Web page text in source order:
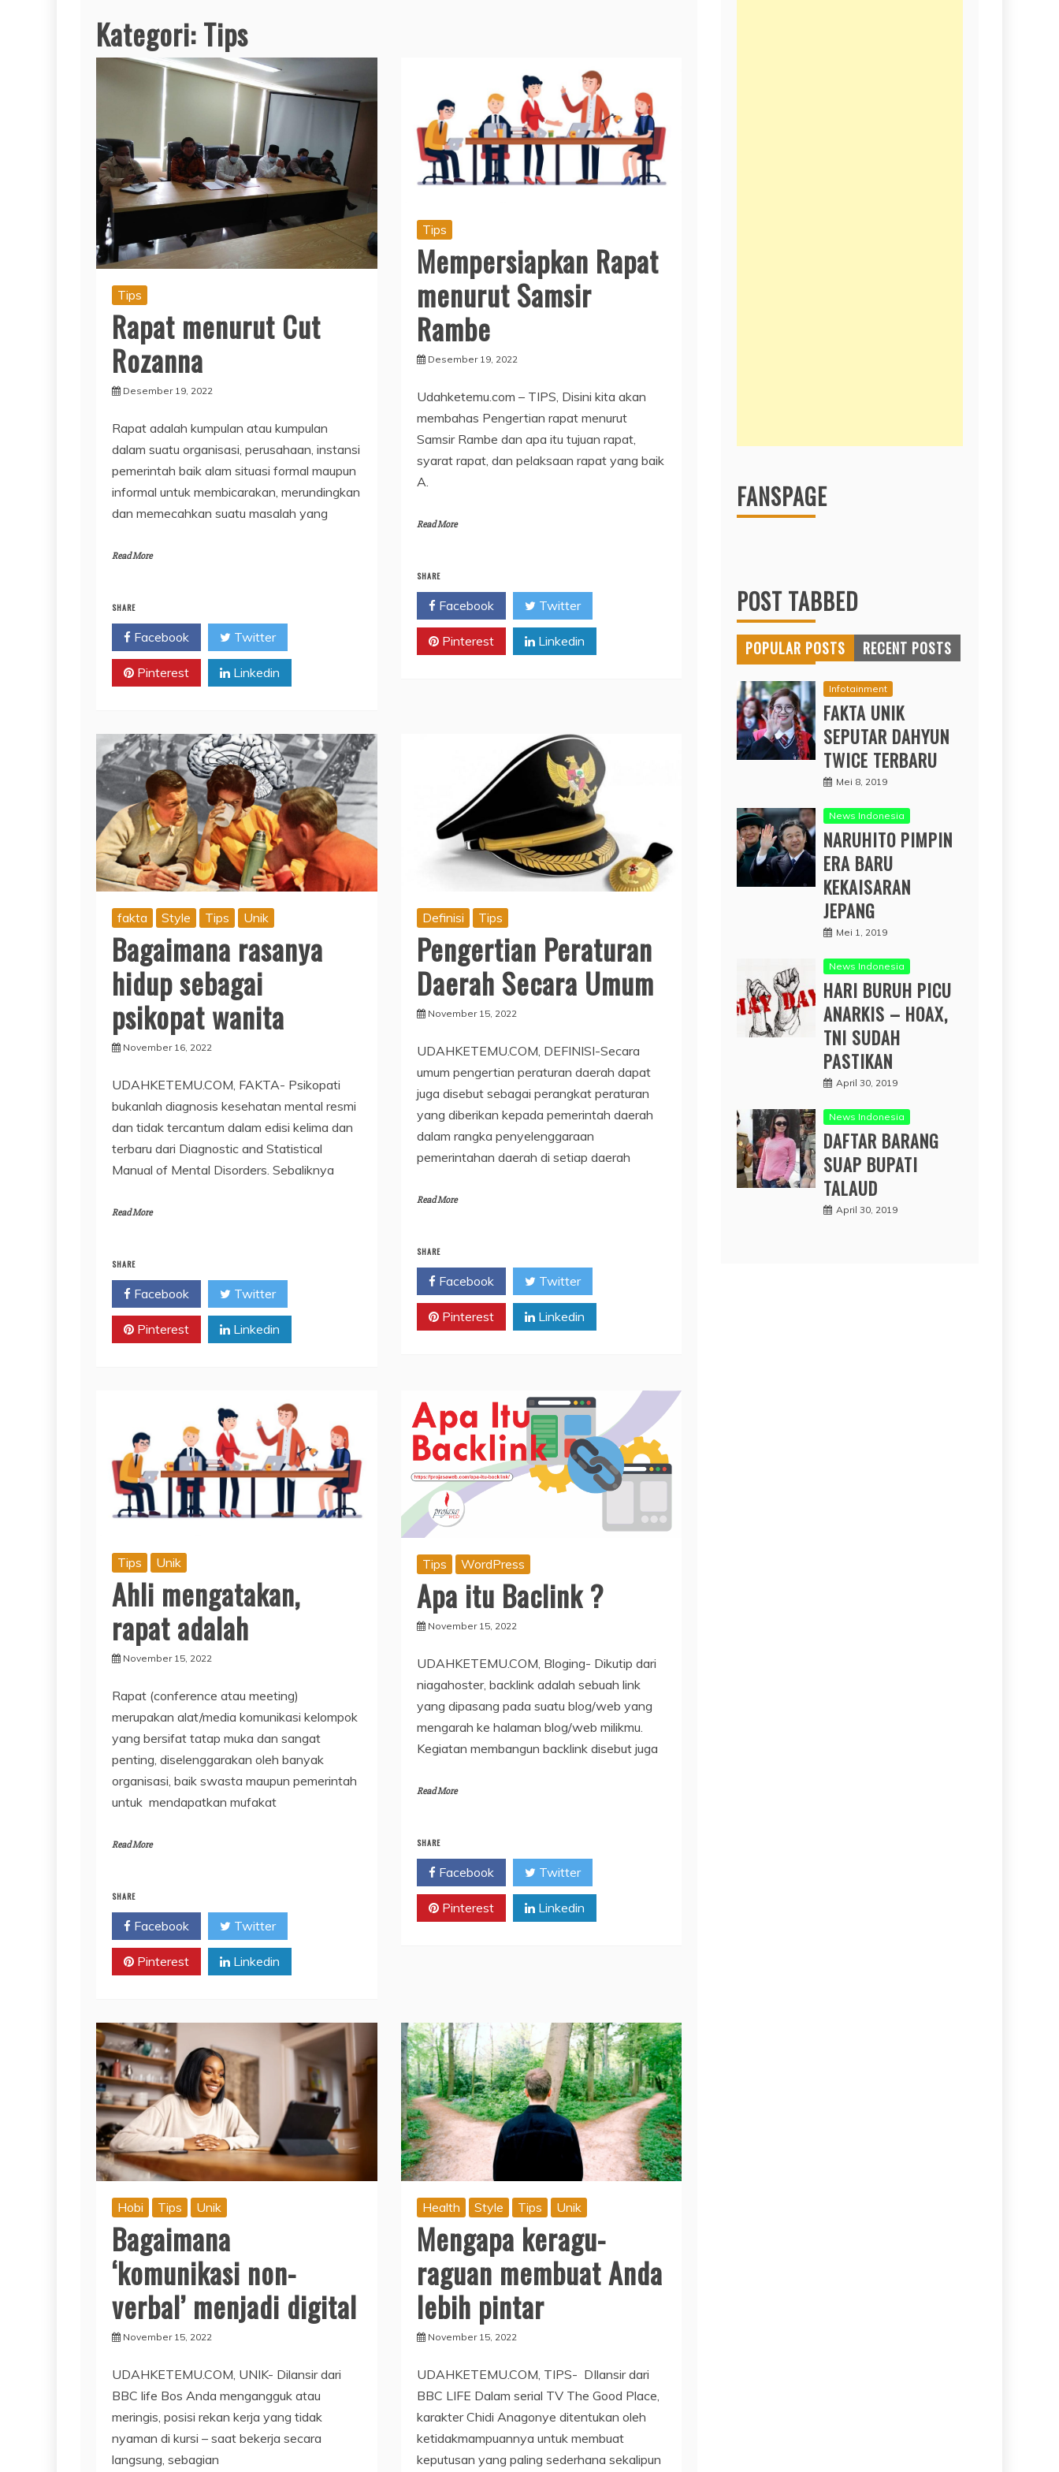
Kategori:Tips
Tips
Rapat menurut Cut
Rozanna
Desember 19, 2022
Rapat adalah kumpulan atau kumpulan
dalam suatu organisasi, perusahaan, instansi
pemerintah baik alam situasi formal maupun
informal untuk membicarakan, merundingkan
dan memecahkan suatu masalah yang
Read More
SHARE
Facebook Twitter
Pinterest Linkedin
Tips
Mempersiapkan Rapat
menurut Samsir
Rambe
Desember 19, 2022
Udahketemu.com – TIPS, Disini kita akan
membahas Pengertian rapat menurut
Samsir Rambe dan apa itu tujuan rapat,
syarat rapat, dan pelaksaan rapat yang baik
A.
Read More
SHARE
Facebook Twitter
Pinterest Linkedin
fakta Style Tips Unik
Bagaimana rasanya
hidup sebagai
psikopat wanita
November 16, 2022
UDAHKETEMU.COM, FAKTA- Psikopati
bukanlah diagnosis kesehatan mental resmi
dan tidak tercantum dalam edisi kelima dan
terbaru dari Diagnostic and Statistical
Manual of Mental Disorders. Sebaliknya
Read More
SHARE
Facebook Twitter
Pinterest Linkedin
Definisi Tips
Pengertian Peraturan
Daerah Secara Umum
November 15, 2022
UDAHKETEMU.COM, DEFINISI-Secara
umum pengertian peraturan daerah dapat
juga disebut sebagai perangkat peraturan
yang diberikan kepada pemerintah daerah
dalam rangka penyelenggaraan
pemerintahan daerah di setiap daerah
Read More
SHARE
Facebook Twitter
Pinterest Linkedin
Tips Unik
Ahli mengatakan,
rapat adalah
November 15, 2022
Rapat (conference atau meeting)
merupakan alat/media komunikasi kelompok
yang bersifat tatap muka dan sangat
penting, diselenggarakan oleh banyak
organisasi, baik swasta maupun pemerintah
untuk mendapatkan mufakat
Read More
SHARE
Facebook Twitter
Pinterest Linkedin
Tips WordPress
Apa itu Baclink ?
November 15, 2022
UDAHKETEMU.COM, Bloging- Dikutip dari
niagahoster, backlink adalah sebuah link
yang dipasang pada suatu blog/web yang
mengarah ke halaman blog/web milikmu.
Kegiatan membangun backlink disebut juga
Read More
SHARE
Facebook Twitter
Pinterest Linkedin
Hobi Tips Unik
Bagaimana
‘komunikasi non-
verbal’ menjadi digital
November 15, 2022
UDAHKETEMU.COM, UNIK- Dilansir dari
BBC life Bos Anda mengangguk atau
meringis, posisi rekan kerja yang tidak
nyaman di kursi – saat bekerja secara
langsung, sebagian
Health Style Tips Unik
Mengapa keragu-
raguan membuat Anda
lebih pintar
November 15, 2022
UDAHKETEMU.COM, TIPS- DIlansir dari
BBC LIFE Dalam serial TV The Good Place,
karakter Chidi Anagonye ditentukan oleh
ketidakmampuannya untuk membuat
keputusan yang paling sederhana sekalipun
FANSPAGE
POST TABBED
POPULAR POSTS RECENT POSTS
Infotainment
FAKTA UNIK
SEPUTAR DAHYUN
TWICE TERBARU
Mei 8, 2019
News Indonesia
NARUHITO PIMPIN
ERA BARU
KEKAISARAN
JEPANG
Mei 1, 2019
News Indonesia
HARI BURUH PICU
ANARKIS – HOAX,
TNI SUDAH
PASTIKAN
April 30, 2019
News Indonesia
DAFTAR BARANG
SUAP BUPATI
TALAUD
April 30, 2019